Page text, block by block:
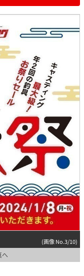
(画像 No.3/10)
へ